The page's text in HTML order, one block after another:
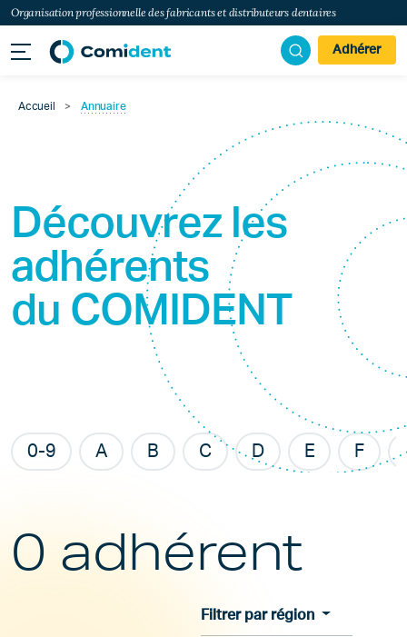
Organisation professionnelle des fabricants et distributeurs dentaires
Adhérer
Accueil > Annuaire
Découvrez les
adhérents
du COMIDENT
0-9 A B C D E F
0 adhérent
Filtrer par région